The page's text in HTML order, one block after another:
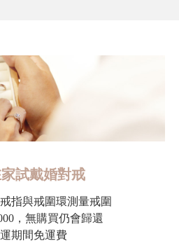
試戴婚對戒
指與戒圍環測量戒圍
，無購買仍會歸還
期間免運費